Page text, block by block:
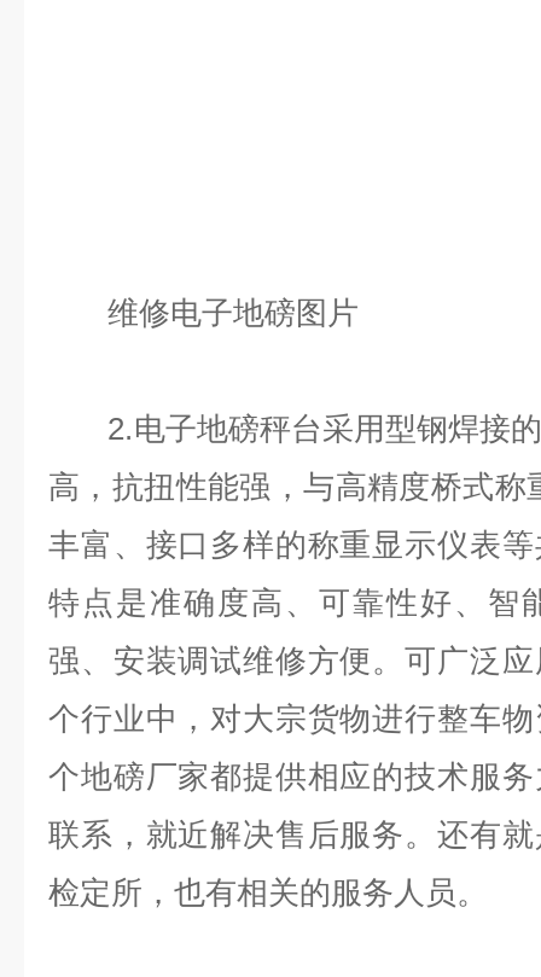
维修电子地磅图片
2.电子地磅秤台采用型钢焊接的
高，抗扭性能强，与高精度桥式
丰富、接口多样的称重显示仪表
特点是准确度高、可靠性好、智
强、安装调试维修方便。可广泛
个行业中，对大宗货物进行整车
个地磅厂家都提供相应的技术服
联系，就近解决售后服务。还有
检定所，也有相关的服务人员。